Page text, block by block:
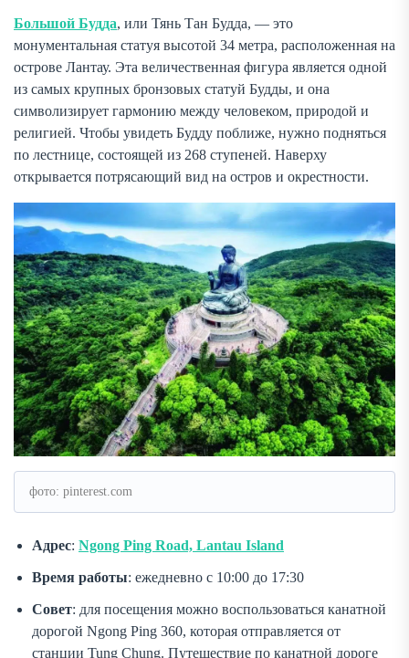
Большой Будда, или Тянь Тан Будда, — это
монументальная статуя высотой 34 метра, расположенная на
острове Лантау. Эта величественная фигура является одной
из самых крупных бронзовых статуй Будды, и она
символизирует гармонию между человеком, природой и
религией. Чтобы увидеть Будду поближе, нужно подняться
по лестнице, состоящей из 268 ступеней. Наверху
открывается потрясающий вид на остров и окрестности.
фото: pinterest.com
Адрес: Ngong Ping Road, Lantau Island
Время работы: ежедневно с 10:00 до 17:30
Совет: для посещения можно воспользоваться канатной
дорогой Ngong Ping 360, которая отправляется от
станции Tung Chung. Путешествие по канатной дороге